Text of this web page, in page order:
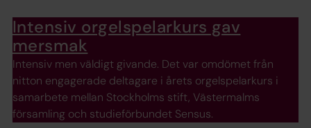
Intensiv orgelspelarkurs gav
mersmak
Intensiv men väldigt givande. Det var omdömet från
nitton engagerade deltagare i årets orgelspelarkurs i
samarbete mellan Stockholms stift, Västermalms
församling och studieförbundet Sensus.